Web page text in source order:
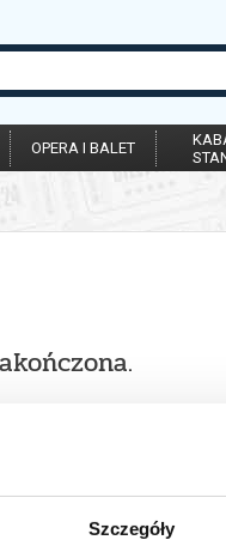
Szczegóły
OPERA I BALET